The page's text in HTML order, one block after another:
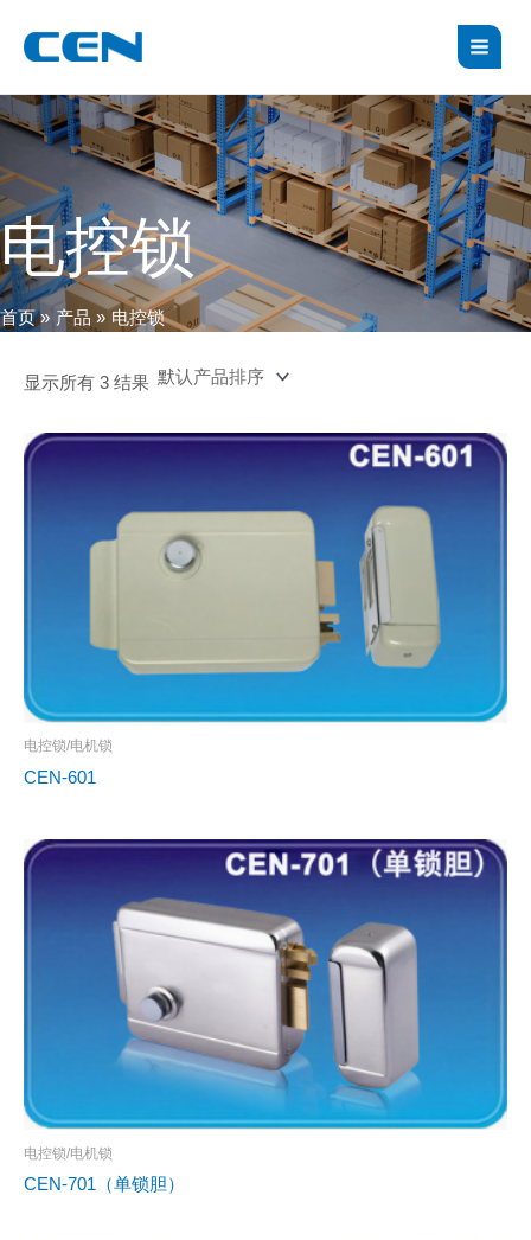
容
电控锁
首页 产品 电控锁
e
r
h
显示所有 3 结果
电控锁/电机锁
CEN-601
电控锁/电机锁
CEN-701（单锁胆）